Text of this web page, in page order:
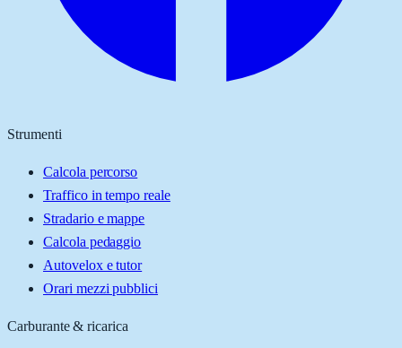
Strumenti
Calcola percorso
Traffico in tempo reale
Stradario e mappe
Calcola pedaggio
Autovelox e tutor
Orari mezzi pubblici
Carburante & ricarica